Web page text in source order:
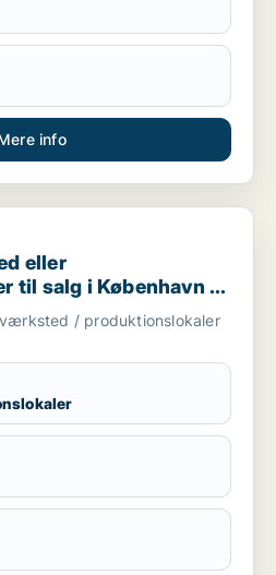
info
produktionslokaler til salg i
eller
til salg i København K,
m.fl.
/ produktionslokaler